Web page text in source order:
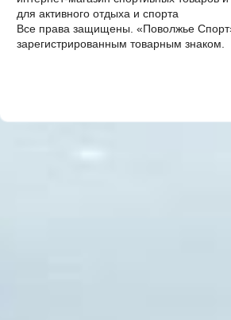
для активного отдыха и спорта
Все права защищены. «Поволжье
зарегистрированным товарным знаком.